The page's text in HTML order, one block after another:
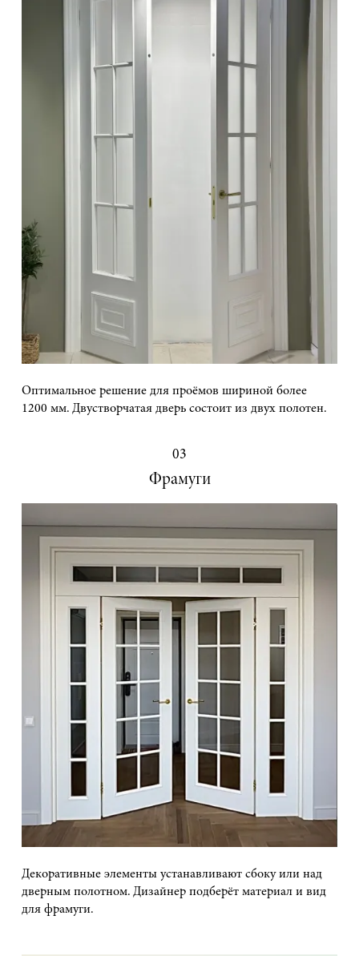
Оптимальное решение для проёмов шириной более
1200 мм. Двустворчатая дверь состоит из двух полотен.
03
Фрамуги
Декоративные элементы устанавливают сбоку или над
дверным полотном. Дизайнер подберёт материал и вид
для фрамуги.